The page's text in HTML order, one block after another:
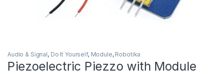
Audio & Signal, Do It Yourself, Module, Robotika
Piezoelectric Piezzo with Module